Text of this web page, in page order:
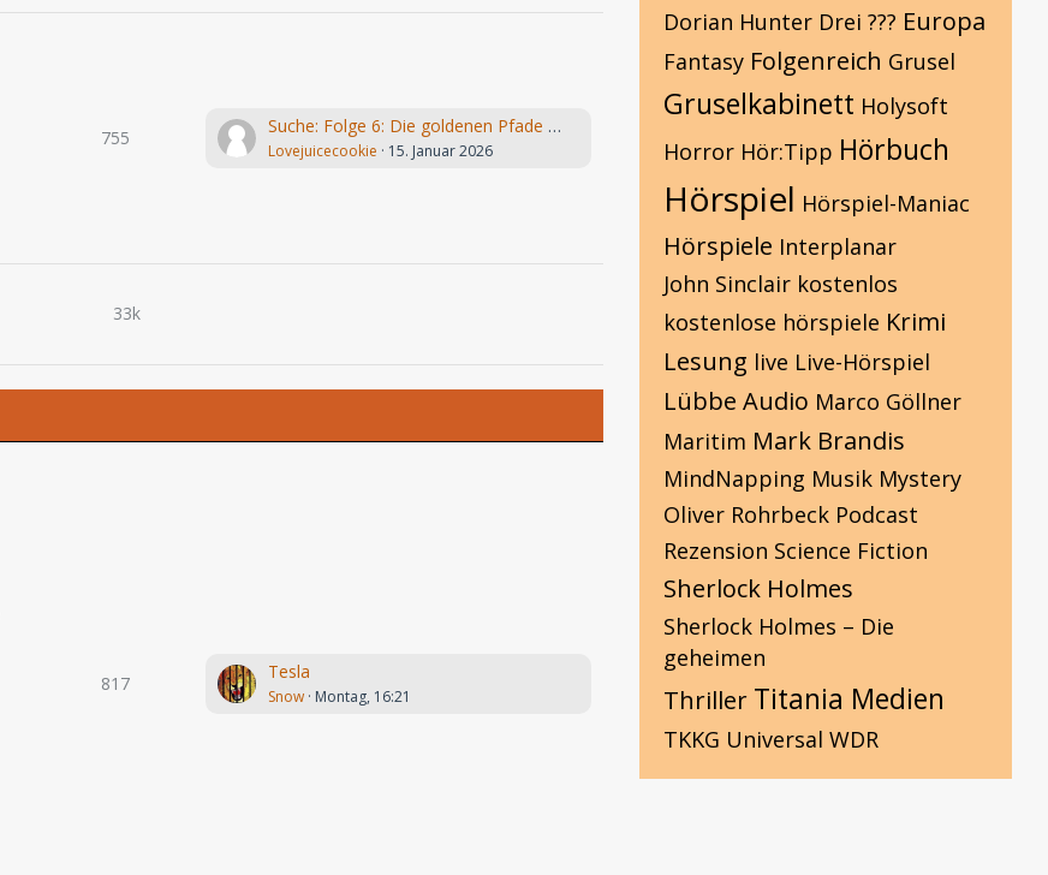
755
Suche: Folge 6: Die goldenen Pfade vom "Die Elfen" Hörspiel von Bernhard Hennen
Lovejuicecookie 15. Januar 2026
33k
817
Tesla
Snow Montag, 16:21
Dorian Hunter Drei ??? Europa
Fantasy Folgenreich Grusel
Gruselkabinett Holysoft
Horror Hör:Tipp Hörbuch
Hörspiel Hörspiel-Maniac
Hörspiele Interplanar
John Sinclair kostenlos
kostenlose hörspiele Krimi
Lesung live Live-Hörspiel
Lübbe Audio Marco Göllner
Maritim Mark Brandis
MindNapping Musik Mystery
Oliver Rohrbeck Podcast
Rezension Science Fiction
Sherlock Holmes
Sherlock Holmes – Die
geheimen
Thriller Titania Medien
TKKG Universal WDR